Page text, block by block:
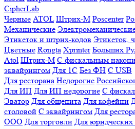
CipherLab
Черные ATOL Штрих-М Poscenter
Механические
Этикеток и штрих-кодов Этикеток,
Цветные Rongta Xprinter Больших
Atol Штрих-М С фискальным
эквайрингом Для 1С Без ФН С USB
Для ресторана Недорогие
Для ИП Для ИП недорогие С
Эватор Для общепита Для кофейни
столовой С эквайрингом Для
ООО Для торговли Для юридческих